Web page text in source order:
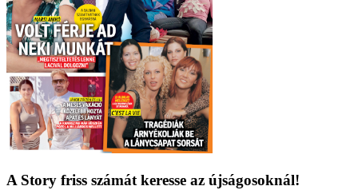
A Story friss számát keresse az újságosoknál!